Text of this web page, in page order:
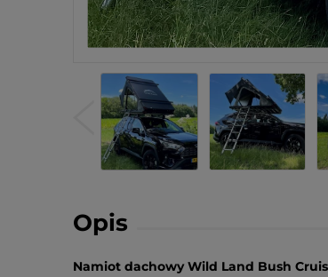
Opis
Namiot dachowy Wild Land Bush